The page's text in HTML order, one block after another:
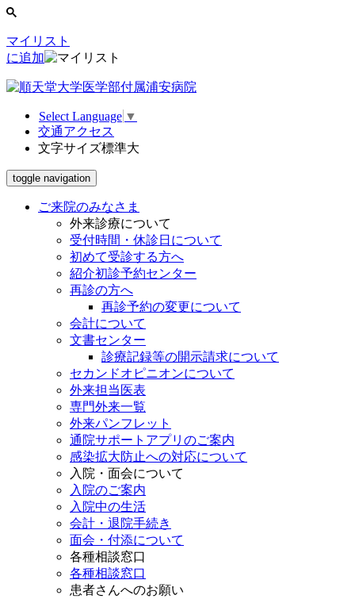
マイリスト
に追加
Select Language ▼
交通アクセス
文字サイズ標準大
toggle navigation
ご来院のみなさま
外来診療について
受付時間・休診日について
初めて受診する方へ
紹介初診予約センター
再診の方へ
再診予約の変更について
会計について
文書センター
診療記録等の開示請求について
セカンドオピニオンについて
外来担当医表
専門外来一覧
外来パンフレット
通院サポートアプリのご案内
感染拡大防止への対応について
入院・面会について
入院のご案内
入院中の生活
会計・退院手続き
面会・付添について
各種相談窓口
各種相談窓口
患者さんへのお願い